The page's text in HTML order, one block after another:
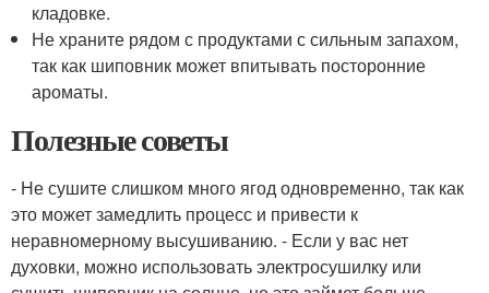
кладовке.
Не храните рядом с продуктами с сильным запахом,
так как шиповник может впитывать посторонние
ароматы.
Полезные советы
- Не сушите слишком много ягод одновременно, так как
это может замедлить процесс и привести к
неравномерному высушиванию. - Если у вас нет
духовки, можно использовать электросушилку или